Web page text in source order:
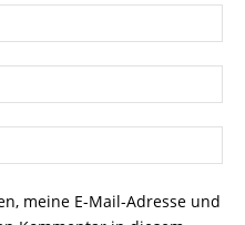
meine E-Mail-Adresse und